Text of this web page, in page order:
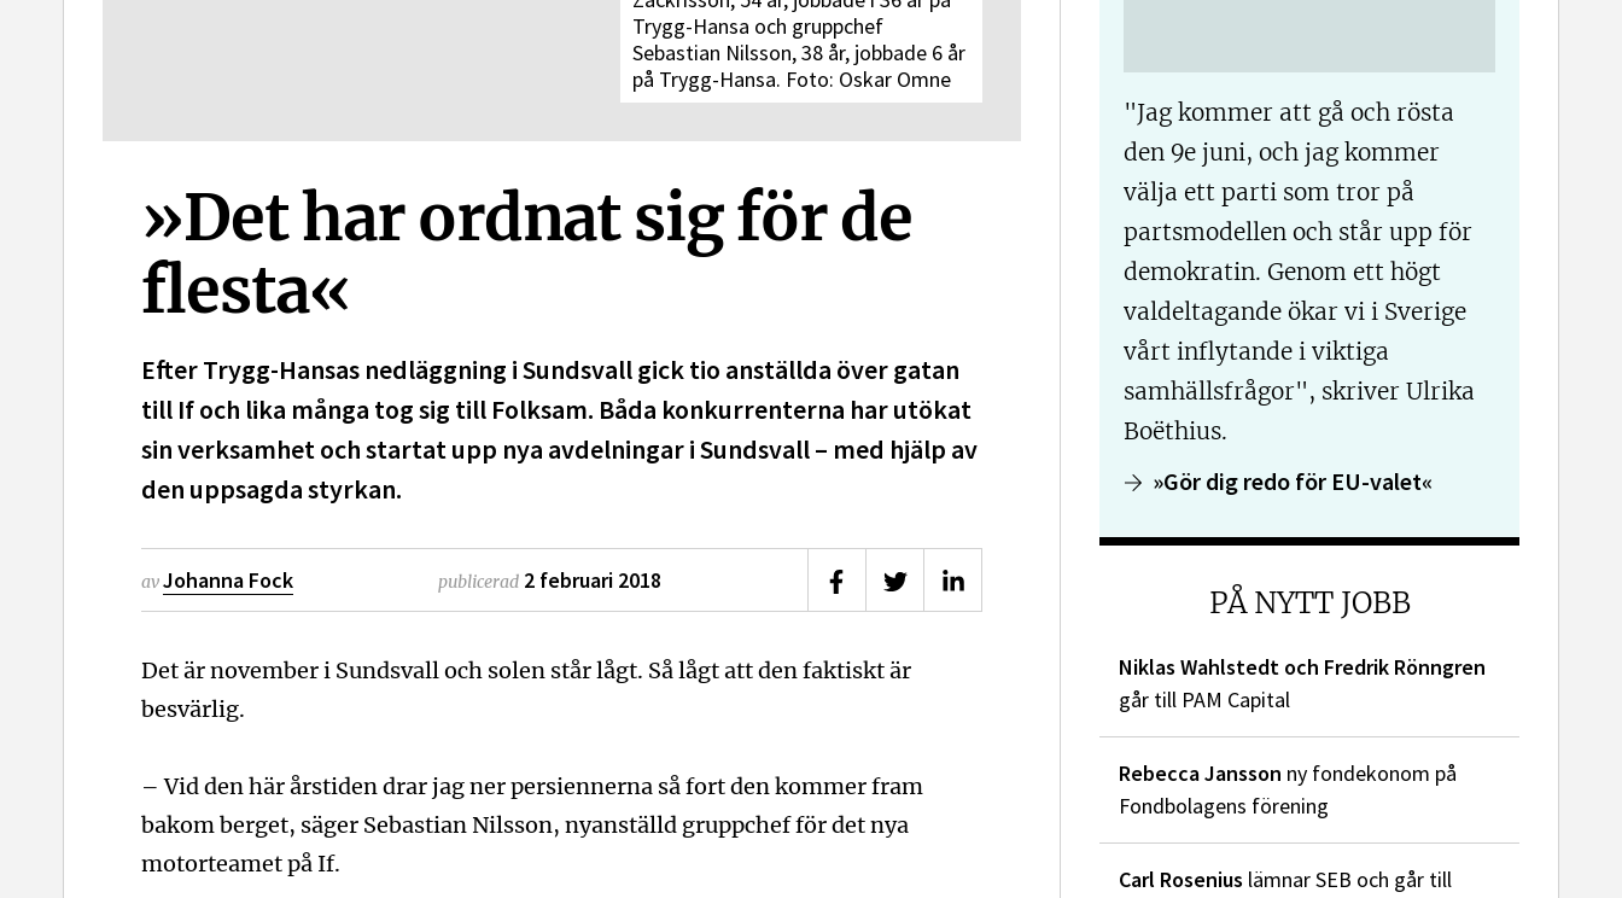
Trygg-Hansa och gruppchef
Sebastian Nilsson, 38 år, jobbade 6 år
på Trygg-Hansa. Foto: Oskar Omne
»Det har ordnat sig för de
flesta«
Efter Trygg-Hansas nedläggning i Sundsvall gick tio anställda över gatan
till If och lika många tog sig till Folksam. Båda konkurrenterna har utökat
sin verksamhet och startat upp nya avdelningar i Sundsvall – med hjälp av
den uppsagda styrkan.
avJohanna Fock publicerad 2 februari 2018 Dela på Facebook
Dela på TwitterDela på LinkedIn
Det är november i Sundsvall och solen står lågt. Så lågt att den faktiskt är
besvärlig.
– Vid den här årstiden drar jag ner persiennerna så fort den kommer fram
bakom berget, säger Sebastian Nilsson, nyanställd gruppchef för det nya
motorteamet på If.
"Jag kommer att gå och rösta
den 9e juni, och jag kommer
välja ett parti som tror på
partsmodellen och står upp för
demokratin. Genom ett högt
valdeltagande ökar vi i Sverige
vårt inflytande i viktiga
samhällsfrågor", skriver Ulrika
Boëthius.
»Gör dig redo för EU-valet«
PÅ NYTT JOBB
Niklas Wahlstedt och Fredrik Rönngren
går till PAM Capital
Rebecca Jansson ny fondekonom på
Fondbolagens förening
Carl Rosenius lämnar SEB och går till